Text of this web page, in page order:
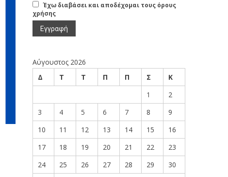
Έχω διαβάσει και αποδέχομαι τους όρους
χρήσης
Αύγουστος 2026
Δ
Τ Τ Π Π Σ
Κ
1
2
3
4 5 6 7 8
9
10
11 12 13 14 15
16
17
18 19 20 21 22
23
24
25 26 27 28 29
30